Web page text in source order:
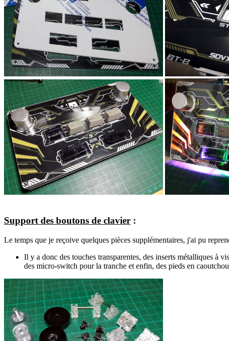
Support des boutons de clavier :
Le temps que je reçoive quelques pièces supplémentaires, j'ai pu
Il y a donc des touches transparentes, des inserts métalliques à
des micro-switch pour la tranche et enfin, des pieds en